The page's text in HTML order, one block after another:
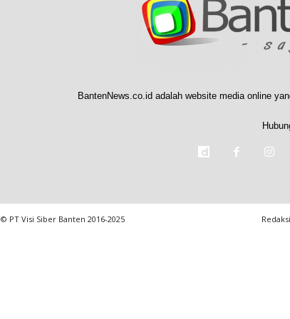
BantenNews.co.id adalah website media online
Redaksi
© PT Visi Siber Banten 2016-2025